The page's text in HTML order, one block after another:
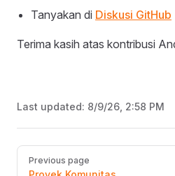
Tanyakan di Diskusi GitHub
Terima kasih atas kontribusi
Last updated: 8/9/26, 2:58 PM
Pager
Previous page